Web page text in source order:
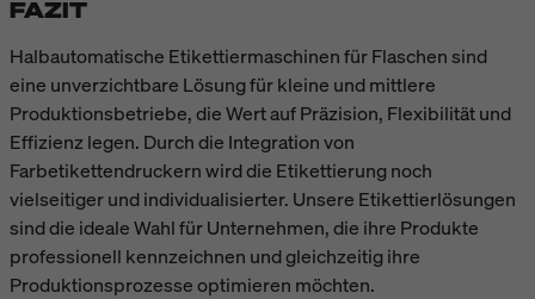
FAZIT
Halbautomatische Etikettiermaschinen für Flaschen sind
eine unverzichtbare Lösung für kleine und mittlere
Produktionsbetriebe, die Wert auf Präzision, Flexibilität und
Effizienz legen. Durch die Integration von
Farbetikettendruckern wird die Etikettierung noch
vielseitiger und individualisierter. Unsere Etikettierlösungen
sind die ideale Wahl für Unternehmen, die ihre Produkte
professionell kennzeichnen und gleichzeitig ihre
Produktionsprozesse optimieren möchten.